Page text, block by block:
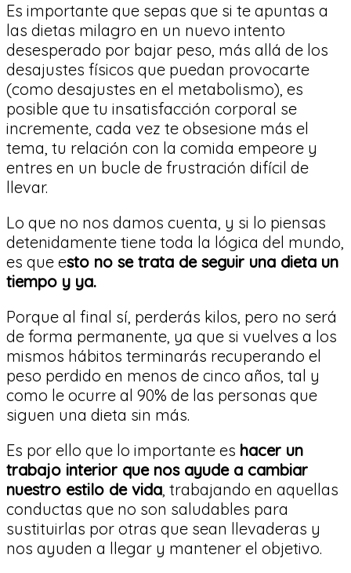
Es importante que sepas que si te apuntas a
las dietas milagro en un nuevo intento
desesperado por bajar peso, más allá de los
desajustes físicos que puedan provocarte
(como desajustes en el metabolismo), es
posible que tu insatisfacción corporal se
incremente, cada vez te obsesione más el
tema, tu relación con la comida empeore y
entres en un bucle de frustración difícil de
llevar.
Lo que no nos damos cuenta, y si lo piensas
detenidamente tiene toda la lógica del mundo,
es que esto no se trata de seguir una dieta un
tiempo y ya.
Porque al final sí, perderás kilos, pero no será
de forma permanente, ya que si vuelves a los
mismos hábitos terminarás recuperando el
peso perdido en menos de cinco años, tal y
como le ocurre al 90% de las personas que
siguen una dieta sin más.
Es por ello que lo importante es hacer un
trabajo interior que nos ayude a cambiar
nuestro estilo de vida, trabajando en aquellas
conductas que no son saludables para
sustituirlas por otras que sean llevaderas y
nos ayuden a llegar y mantener el objetivo.